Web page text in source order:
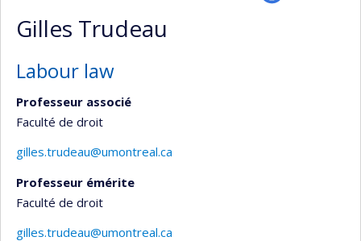
Gilles Trudeau
Labour law
Professeur associé
Faculté de droit
gilles.trudeau@umontreal.ca
Professeur émérite
Faculté de droit
gilles.trudeau@umontreal.ca